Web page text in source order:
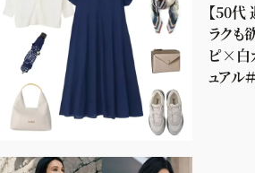
【50代
ラクも
ピ×白
ュアル